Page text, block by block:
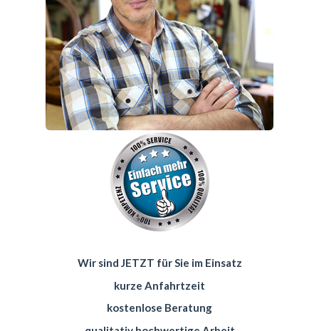
Wir sind JETZT für Sie im Einsatz
kurze Anfahrtzeit
kostenlose Beratung